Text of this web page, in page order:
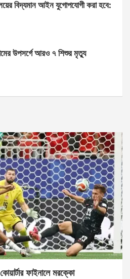
বিদ্যমান আইন যুগোপযোগী করা হবে:
উপসর্গে আরও ৭ শিশুর মৃত্যু
ফাইনালে মরক্কো